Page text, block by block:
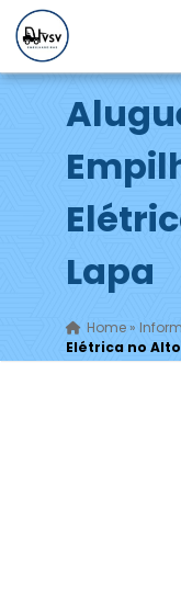
Lapa
Home»
Elétrica no